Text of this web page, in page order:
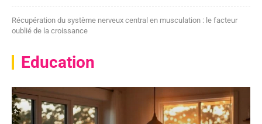
Récupération du système nerveux central en musculation : le facteur
oublié de la croissance
Education